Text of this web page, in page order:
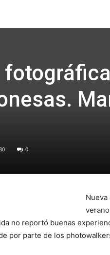
0
no reportó buenas
por parte de los